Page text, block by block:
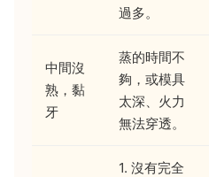
過多。
中間沒
熟，黏
牙
蒸的時間不
夠，或模具
太深、火力
無法穿透。
1. 沒有完全